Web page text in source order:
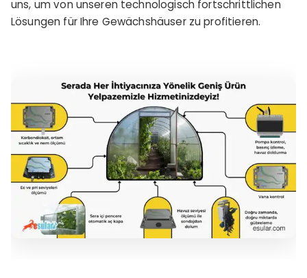
uns, um von unseren technologisch fortschrittlichen
Lösungen für Ihre Gewächshäuser zu profitieren.